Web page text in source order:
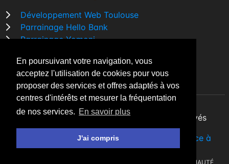
En poursuivant votre navigation, vous
acceptez l'utilisation de cookies pour vous
proposer des services et offres adaptés à vos
centres d'intérêts et mesurer la fréquentation
de nos services. En savoir plus
J'ai compris
COMMUNAUTÉ
Développement Web Toulouse
Parrainage Hello Bank
Parrainage Yomoni
Comparatif banque
By Night v5.7.3| © 2026 - Tous droits réservés
par undéveloppeur Web Freelance à
Toulouse